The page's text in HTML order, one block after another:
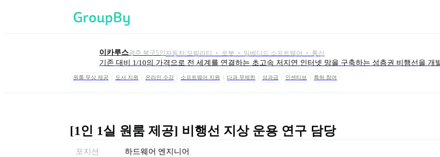
이카루스광주 북구5인 자동차/모빌리티 ‧ 로봇 ‧ 임베디드 소프트웨어 ‧ 통신
기존 대비 1/10의 가격으로 전 세계를 연결하는 초고속 저지연 인터넷 망을 구축하는 성층권 비행선을 개
원룸 무상 제공 도서 지원 온라인 수강 소프트웨어 지원 다과 무제한 성과급 인센티브 특허 참여
[1인 1실 원룸 제공] 비행선 지상 운용 연구 담당
포지션
하드웨어 엔지니어